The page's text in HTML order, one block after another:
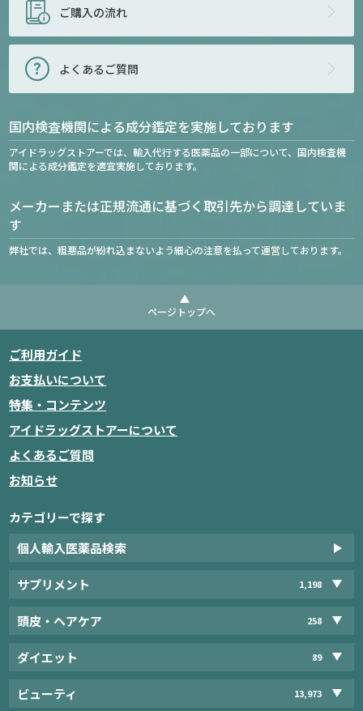
ご購入の流れ
よくあるご質問
国内検査機関による成分鑑定を実施しております
アイドラッグストアーでは、輸入代行する医薬品の一部について、国内検査機
関による成分鑑定を適宜実施しております。
メーカーまたは正規流通に基づく取引先から調達していま
す
弊社では、粗悪品が紛れ込まないよう細心の注意を払って運営しております。
ページトップへ
ご利用ガイド
お支払いについて
特集・コンテンツ
アイドラッグストアーについて
よくあるご質問
お知らせ
カテゴリーで探す
個人輸入医薬品検索
サプリメント 1,198
頭皮・ヘアケア 258
ダイエット 89
ビューティ 13,973